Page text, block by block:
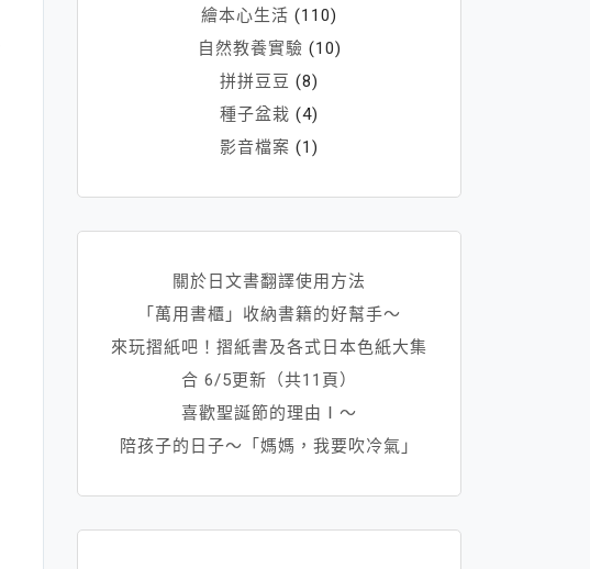
繪本心生活 (110)
自然教養實驗 (10)
拼拼豆豆 (8)
種子盆栽 (4)
影音檔案 (1)
關於日文書翻譯使用方法
「萬用書櫃」收納書籍的好幫手～
來玩摺紙吧！摺紙書及各式日本色紙大集
合 6/5更新（共11頁）
喜歡聖誕節的理由Ⅰ～
陪孩子的日子～「媽媽，我要吹冷氣」